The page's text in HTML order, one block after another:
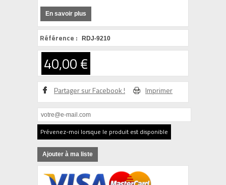
En savoir plus
Référence : RDJ-9210
40,00 €
Partager sur Facebook ! Imprimer
Prévenez-moi lorsque le produit est disponible
Ajouter à ma liste